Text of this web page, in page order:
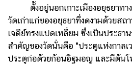
ตั้งอยู่นอกเกาะเมืองอยุธยาทา
วัดเก่าแก่ของอยุธยาที่งดงามด้วยส
เจดีย์ทรงแปดเหลี่ยม ซึ่งเป็นประธา
สำคัญของวัดนั่นคือ "ประตูแห่งกาล
ประตูก่อด้วยก้อนอิฐมอญ และมีต้น